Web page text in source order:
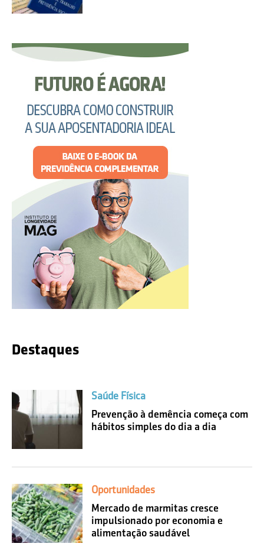
Destaques
Saúde Física
Prevenção à demência começa com
hábitos simples do dia a dia
Oportunidades
Mercado de marmitas cresce
impulsionado por economia e
alimentação saudável